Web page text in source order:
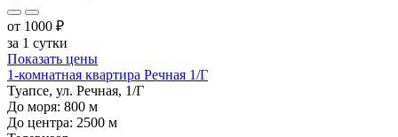
от 1000 ₽
за 1 сутки
Показать цены
1-комнатная квартира Речная 1/Г
Туапсе, ул. Речная, 1/Г
До моря: 800 м
До центра: 2500 м